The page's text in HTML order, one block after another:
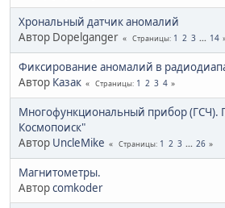
Хрональный датчик аномалий
Автор Dopelganger
Страницы 1 2 3 ... 14
Фиксирование аномалий в
Автор Казак Страницы 1 2 3 4
Многофункциональный прибор (ГСЧ).
Космопоиск"
Автор UncleMike Страницы 1 2 3 ... 26
Магнитометры.
Авторcomkoder